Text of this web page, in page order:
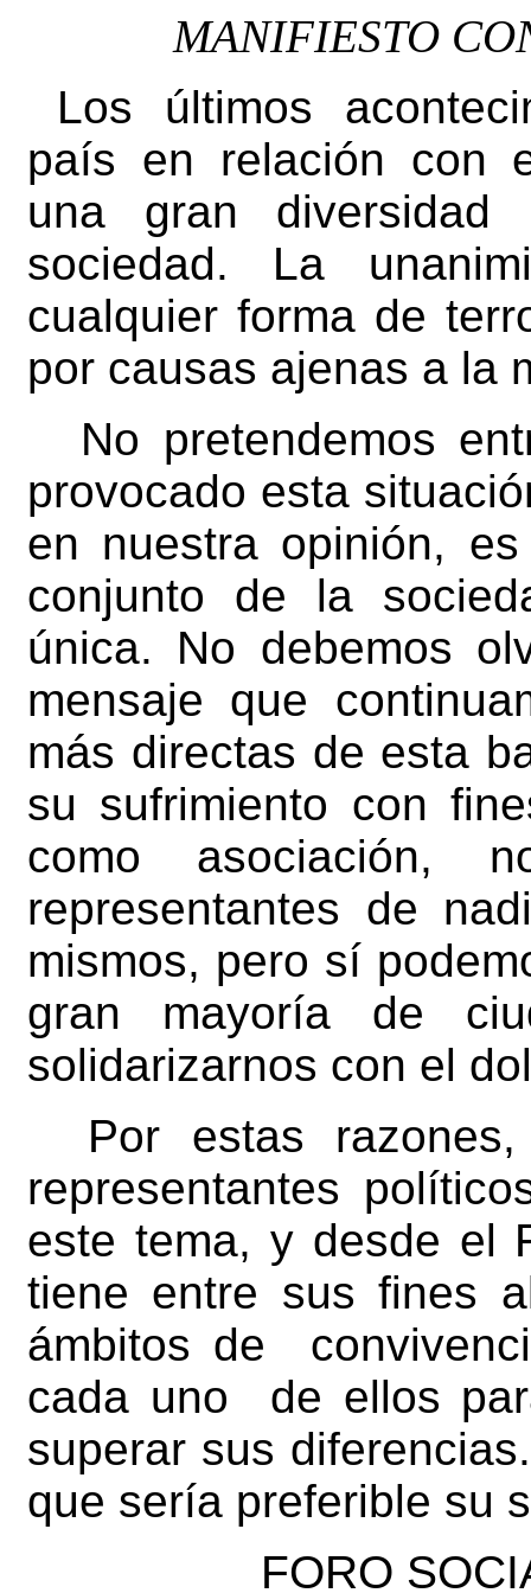
MANIFIESTO
Los últimos
país en relación con
una gran diversidad
sociedad. La
cualquier forma de
por causas ajenas a la
No pretendemos
provocado esta
en nuestra opinión,
conjunto de la
única. No debemos
mensaje que
más directas de esta
su sufrimiento con
como asociación,
representantes de
mismos, pero sí
gran mayoría de
solidarizarnos con el
Por estas
representantes
este tema, y desde el
tiene entre sus fines
ámbitos de
cada uno de ellos
superar sus
que sería preferible su
FORO